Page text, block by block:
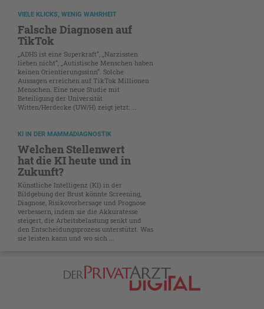
VIELE KLICKS, WENIG WAHRHEIT
Falsche Diagnosen auf
TikTok
„ADHS ist eine Superkraft“, „Narzissten
lieben nicht“, „Autistische Menschen haben
keinen Orientierungssinn“. Solche
Aussagen erreichen auf TikTok Millionen
Menschen. Eine neue Studie mit
Beteiligung der Universität
Witten/Herdecke (UW/H) zeigt jetzt: ...
KI IN DER MAMMADIAGNOSTIK
Welchen Stellenwert
hat die KI heute und in
Zukunft?
Künstliche Intelligenz (KI) in der
Bildgebung der Brust könnte Screening,
Diagnose, Risikovorhersage und Prognose
verbessern, indem sie die Akkuratesse
steigert, die Arbeitsbelastung senkt und
den Entscheidungsprozess unterstützt. Was
sie leisten kann und wo sich ...